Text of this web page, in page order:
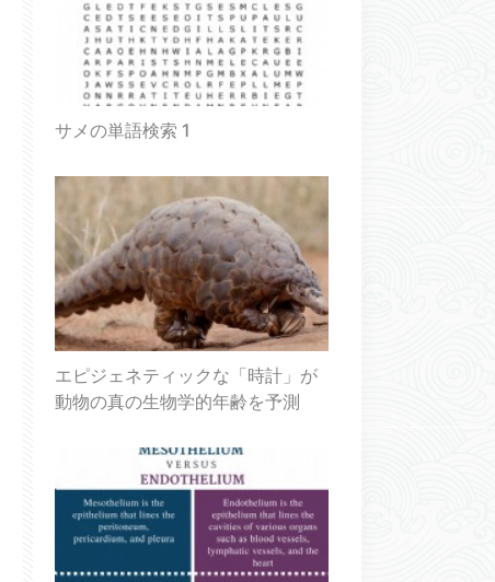
サメの単語検索 1
エピジェネティックな「時計」が
動物の真の生物学的年齢を予測